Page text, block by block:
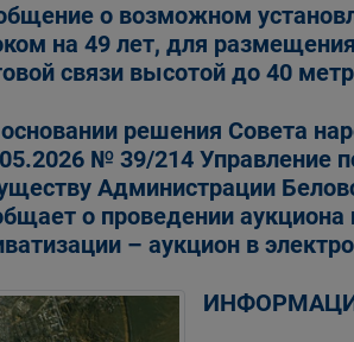
о возможном
на 49 лет, для
связи высотой до 40
решения Совета
№ 39/214 Управление
Администрации
о проведении
– аукцион в